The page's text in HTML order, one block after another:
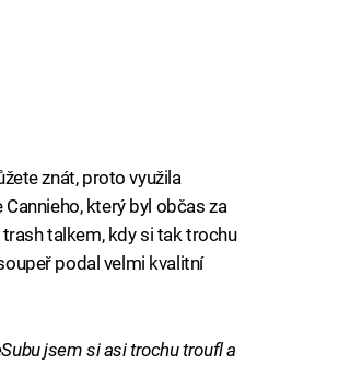
znát, proto využila
který byl občas za
talkem, kdy si tak trochu
podal velmi kvalitní
jsem si asi trochu troufl a